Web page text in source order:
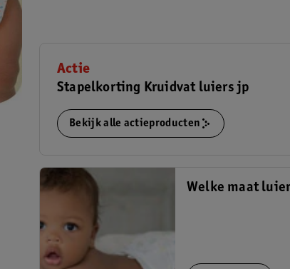
Actie
Stapelkorting Kruidvat luiers jp
Bekijk alle actieproducten
Welke maat